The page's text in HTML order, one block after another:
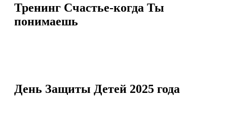
Тренинг Счастье-когда Ты
понимаешь
День Защиты Детей 2025 года